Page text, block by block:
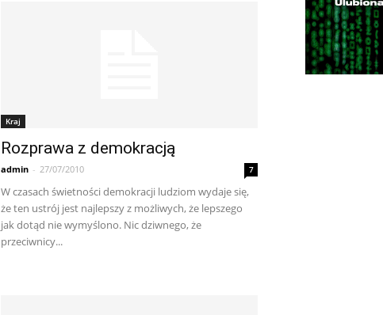
Kraj
Rozprawa z demokracją
admin - 27/07/2010 7
W czasach świetności demokracji ludziom wydaje się,
że ten ustrój jest najlepszy z możliwych, że lepszego
jak dotąd nie wymyślono. Nic dziwnego, że
przeciwnicy...